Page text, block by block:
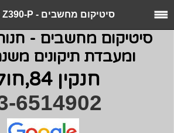
סיטיקום מחשבים - PRIME Z390-P
סיטיקום מחשבים -
ומעבדת תיקונים משנת
חנקין 84,חולון
6514902